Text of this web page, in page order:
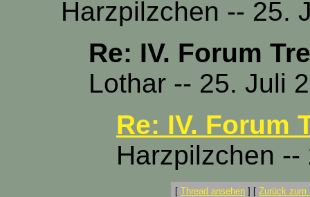
Harzpilzchen -- 25.
Re: IV. Forum
Lothar -- 25. Juli
Re: IV. Forum
Harzpilzchen
[ Thread ansehen ] [ Zurück zum